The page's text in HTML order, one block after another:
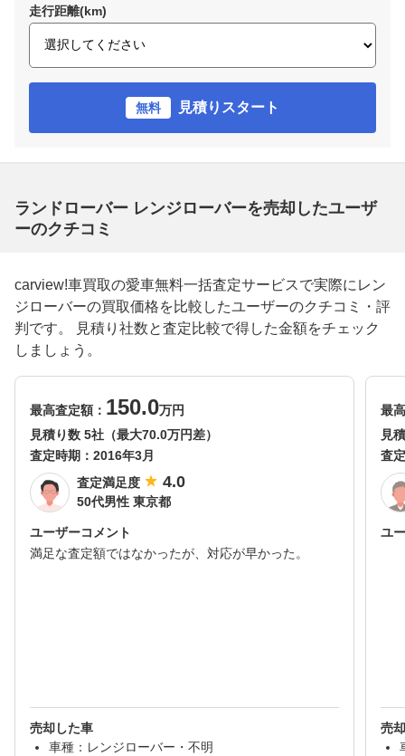
走行距離(km)
無料 見積りスタート
ランドローバー レンジローバーを売却したユーザ
ーのクチコミ
carview!車買取の愛車無料一括査定サービスで実際にレン
ジローバーの買取価格を比較したユーザーのクチコミ・評
判です。 見積り社数と査定比較で得した金額をチェック
しましょう。
最高査定額： 150.0万円
見積り数 5社（最大70.0万円差）
査定時期： 2016年3月
査定満足度
4.0
50代男性 東京都
ユーザーコメント
満足な査定額ではなかったが、対応が早かった。
売却した車
車種：レンジローバー・不明
最
見
査
ユ
売